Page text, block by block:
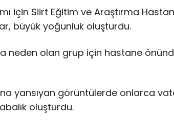
için Siirt Eğitim ve Araştırma
büyük yoğunluk oluşturdu.
neden olan grup için hastane
yansıyan görüntülerde onlarca
oluşturdu.